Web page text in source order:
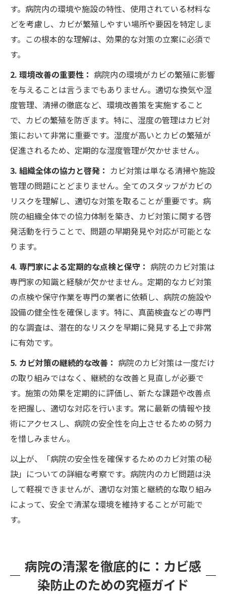
す。病院内の環境や施設の特性、使用されている材料な
どを考慮し、カビが繁殖しやすい場所や要因を特定しま
す。この根本的な理解は、効果的な対策の立案に必須で
す。
2. 環境改善の重要性： 病院内の環境がカビの繁殖に影響
を与えることは言うまでもありません。適切な換気や湿
度管理、清掃の徹底など、環境改善策を実施すること
で、カビの繁殖を防ぎます。特に、湿度の管理はカビ対
策において非常に重要です。湿度が高いとカビの繁殖が
促進されるため、定期的な湿度管理が欠かせません。
3. 組織全体の協力と啓発： カビ対策は単なる清掃や施設
管理の問題にとどまりません。全てのスタッフがカビの
リスクを理解し、適切な対策を取ることが重要です。病
院の組織全体での協力体制を築き、カビ対策に関する啓
発活動を行うことで、問題の早期発見や対応が可能とな
ります。
4. 専門家による定期的な点検と保守： 病院のカビ対策は
専門家の知識と経験が欠かせません。定期的なカビ対策
の点検や保守作業を専門の業者に依頼し、病院の施設や
設備の健全性を確保します。特に、真菌検査などの専門
的な調査は、潜在的なリスクを早期に発見する上で非常
に有効です。
5. カビ対策の継続的な改善： 病院のカビ対策は一度だけ
の取り組みではなく、継続的な改善と見直しが必要で
す。施策の効果を定期的に評価し、新たな課題や改善点
を把握し、適切な対応を行います。常に最新の情報や技
術にアクセスし、病院の安全性を向上させるための努力
を惜しみません。
以上が、「病院の安全性を確保するためのカビ対策の秘
訣」についての詳細な考察です。病院内のカビ問題は決
して軽視できませんが、適切な対策と継続的な取り組み
によって、安全で清潔な環境を維持することが可能で
す。
病院の清潔を徹底的に：カビ感
染防止のための究極ガイド